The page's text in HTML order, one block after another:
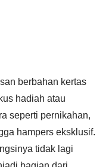
berbahan kertas
hadiah atau
seperti pernikahan,
hampers eksklusif.
tidak lagi